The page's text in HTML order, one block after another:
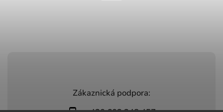
Zákaznická podpora: